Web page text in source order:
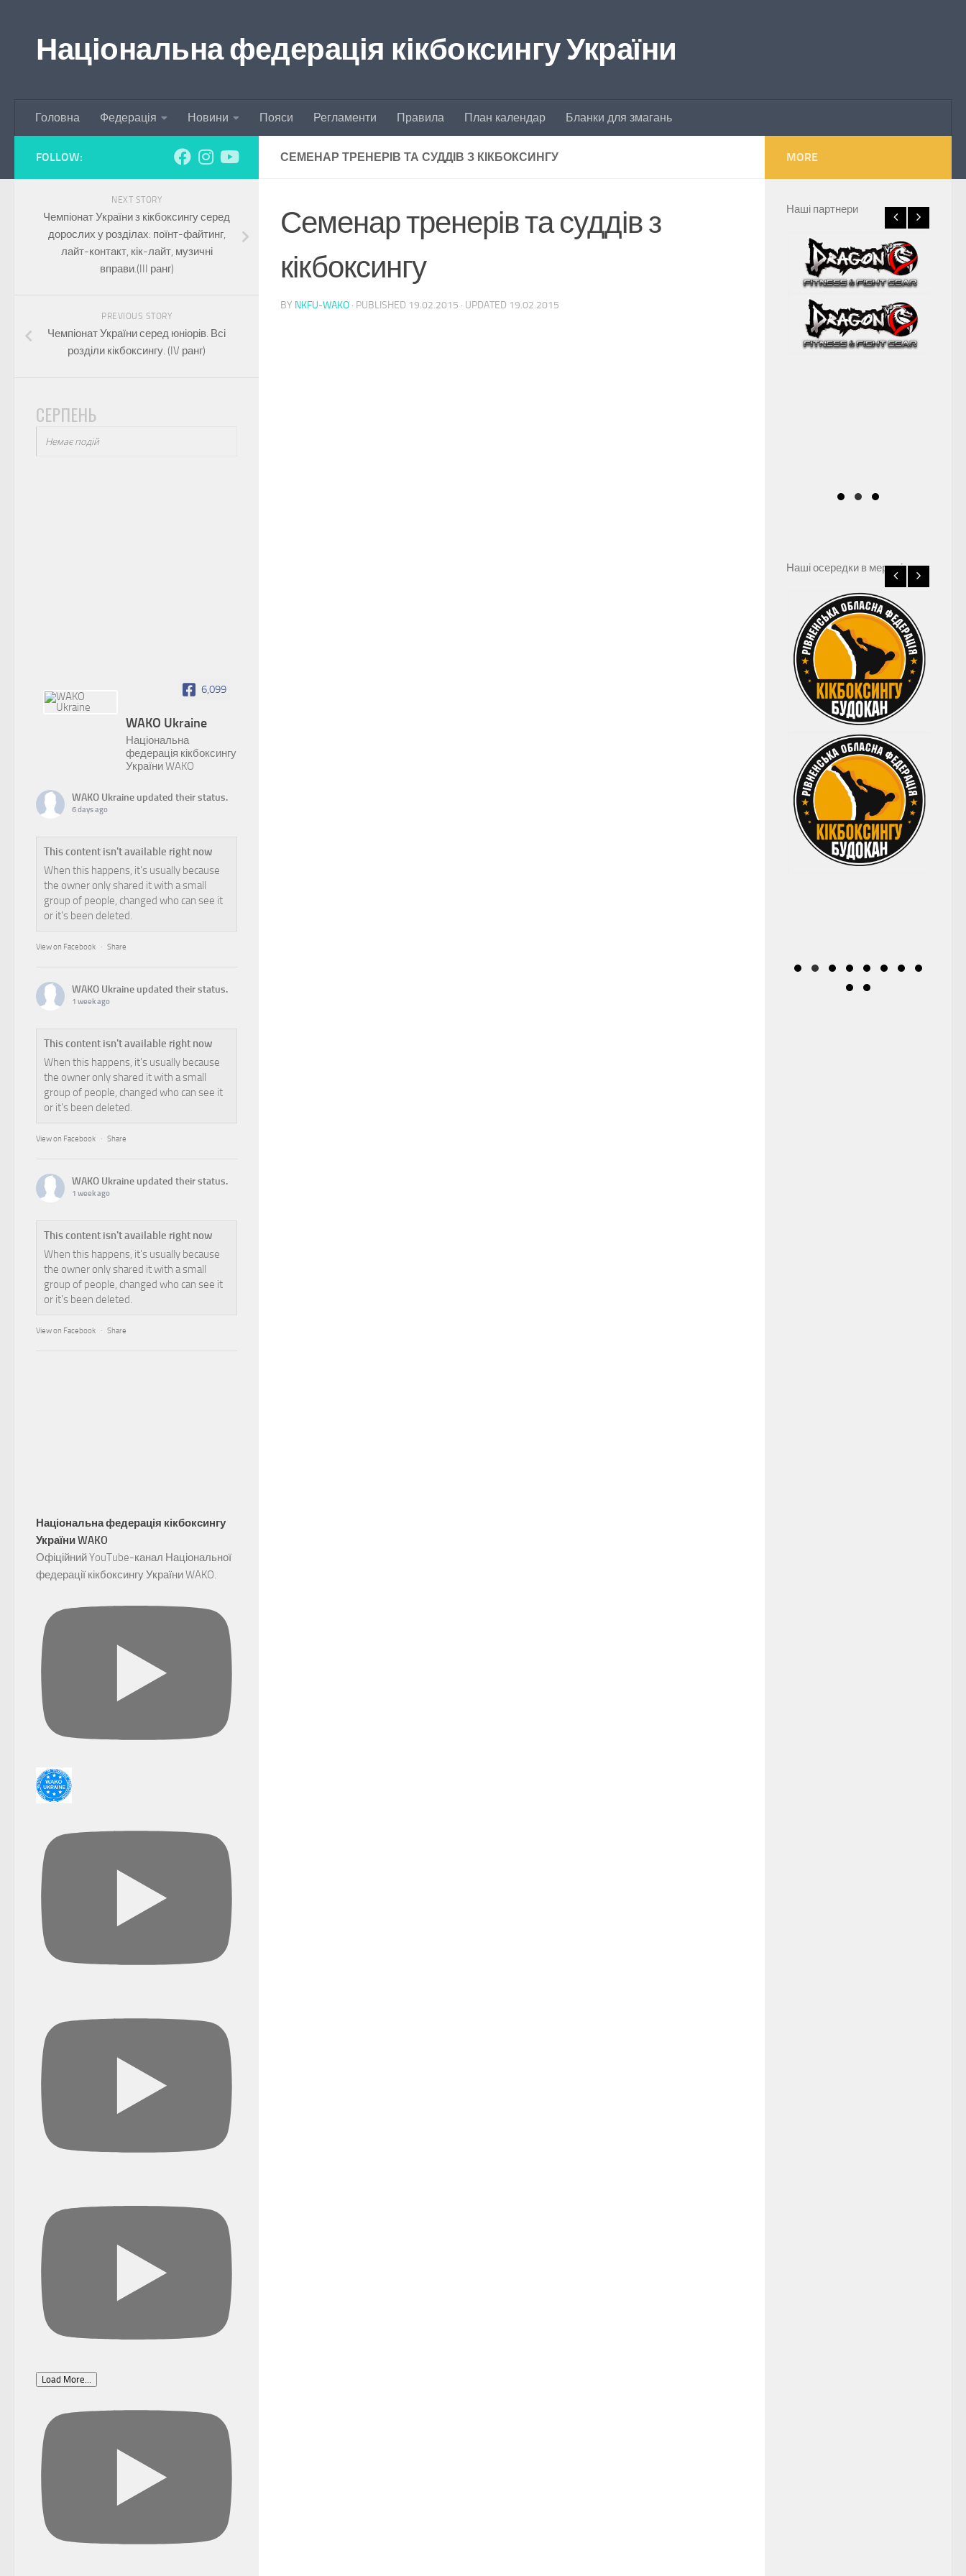
Національна федерація кікбоксингу України
Головна Федерація Новини Пояси Регламенти Правила План календар Бланки для змагань
СЕМЕНАР ТРЕНЕРІВ ТА СУДДІВ З КІКБОКСИНГУ
Семенар тренерів та суддів з
кікбоксингу
BY NKFU-WAKO · PUBLISHED 19.02.2015 · UPDATED 19.02.2015
FOLLOW:
NEXT STORY
Чемпіонат України з кікбоксингу серед
дорослих у розділах: поїнт-файтинг,
лайт-контакт, кік-лайт, музичні
вправи.(III ранг)
PREVIOUS STORY
Чемпіонат України серед юніорів. Всі
розділи кікбоксингу. (IV ранг)
СЕРПЕНЬ
Немає подій
6,099
WAKO Ukraine
Національна
федерація кікбоксингу
України WAKO
WAKO Ukraine updated their status.
6 days ago
This content isn't available right now
When this happens, it's usually because
the owner only shared it with a small
group of people, changed who can see it
or it's been deleted.
View on Facebook · Share
WAKO Ukraine updated their status.
1 week ago
This content isn't available right now
When this happens, it's usually because
the owner only shared it with a small
group of people, changed who can see it
or it's been deleted.
View on Facebook · Share
WAKO Ukraine updated their status.
1 week ago
This content isn't available right now
When this happens, it's usually because
the owner only shared it with a small
group of people, changed who can see it
or it's been deleted.
View on Facebook · Share
Національна федерація кікбоксингу
України WAKO
Офіційний YouTube-канал Національної
федерації кікбоксингу України WAKO.
Load More...
MORE
Наші партнери
Наші осередки в мережі